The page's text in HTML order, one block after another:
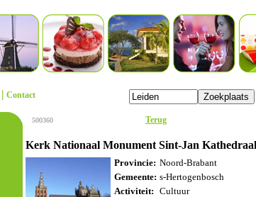
| Contact
500360 Terug
Kerk Nationaal Monument Sint-Jan Kathedraal
Provincie: Noord-Brabant
Gemeente: s-Hertogenbosch
Activiteit: Cultuur